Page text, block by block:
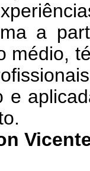
a
médio,
e